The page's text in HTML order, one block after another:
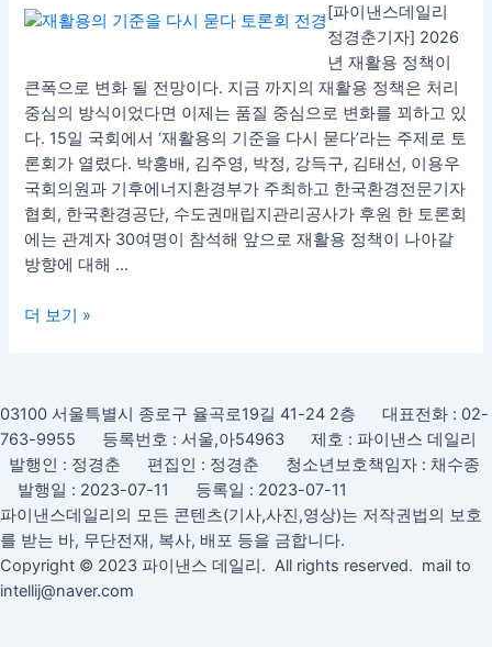
[파이낸스데일리
정경춘기자] 2026
년 재활용 정책이
큰폭으로 변화 될 전망이다. 지금 까지의 재활용 정책은 처리
중심의 방식이었다면 이제는 품질 중심으로 변화를 꾀하고 있
다. 15일 국회에서 ‘재활용의 기준을 다시 묻다’라는 주제로 토
론회가 열렸다. 박홍배, 김주영, 박정, 강득구, 김태선, 이용우
국회의원과 기후에너지환경부가 주최하고 한국환경전문기자
협회, 한국환경공단, 수도권매립지관리공사가 후원 한 토론회
에는 관계자 30여명이 참석해 앞으로 재활용 정책이 나아갈
방향에 대해 …
변
예
고…’재
활
용
의
기
준
을
시
회
토
론
회
더 보기 »
03100 서울특별시 종로구 율곡로19길 41-24 2층 대표전화 : 02-
763-9955 등록번호 : 서울,아54963 제호 : 파이낸스 데일리
발행인 : 정경춘 편집인 : 정경춘 청소년보호책임자 : 채수종
발행일 : 2023-07-11 등록일 : 2023-07-11
파이낸스데일리의 모든 콘텐츠(기사,사진,영상)는 저작권법의 보호
를 받는 바, 무단전재, 복사, 배포 등을 금합니다.
Copyright © 2023 파이낸스 데일리. All rights reserved. mail to
intellij@naver.com